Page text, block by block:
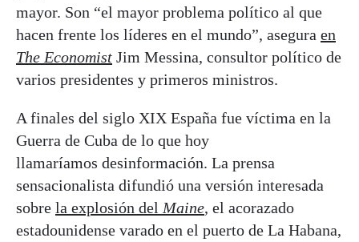
mayor. Son “el mayor problema político al que
hacen frente los líderes en el mundo”, asegura en
The Economist Jim Messina, consultor político de
varios presidentes y primeros ministros.
A finales del siglo XIX España fue víctima en la
Guerra de Cuba de lo que hoy
llamaríamos desinformación. La prensa
sensacionalista difundió una versión interesada
sobre la explosión del Maine, el acorazado
estadounidense varado en el puerto de La Habana,